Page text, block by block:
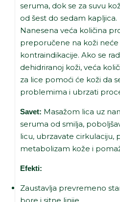
seruma, dok se za suvu
od šest do sedam kapljica.
Nanesena veća količina
preporučene na koži neće
kontraindikacije. Ako se
dehidriranoj koži, veća
za lice pomoći će koži da
problemima i ubrzati
Savet: Masažom lica uz
seruma od smilja,
licu, ubrzavate cirkulaciju,
metabolizam kože i
Efekti:
Zaustavlja prevremeno